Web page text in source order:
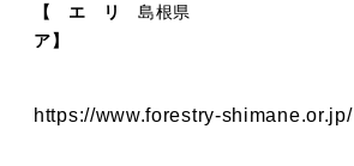
【エリ
ア】
島根県
https://www.forestry-shimane.or.jp/